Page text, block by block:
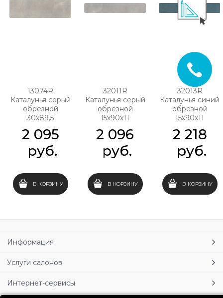
13074R
Каталунья серый
обрезной
30х89,5
2 095
руб.
В КОРЗИНУ
32011R
Каталунья серый
обрезной
15х90х11
2 096
руб.
В КОРЗИНУ
32013R
Каталунья синий
обрезной
15х90х11
2 218
руб.
В КОРЗИНУ
Информация
Услуги салонов
Интернет-сервисы